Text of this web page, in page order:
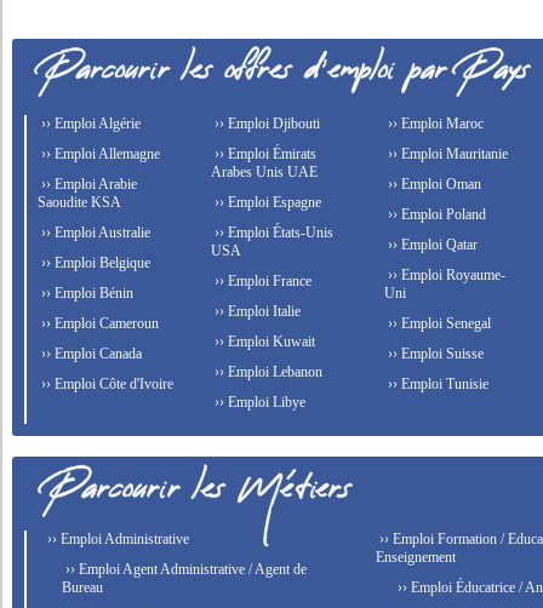
›› Emploi Algérie
›› Emploi Allemagne
›› Emploi Arabie
Saoudite KSA
›› Emploi Australie
›› Emploi Belgique
›› Emploi Bénin
›› Emploi Cameroun
›› Emploi Canada
›› Emploi Côte d'Ivoire
›› Emploi Djibouti
›› Emploi Émirats
Arabes Unis UAE
›› Emploi Espagne
›› Emploi États-Unis
USA
›› Emploi France
›› Emploi Italie
›› Emploi Kuwait
›› Emploi Lebanon
›› Emploi Libye
›› Emploi Maroc
›› Emploi Mauritanie
›› Emploi Oman
›› Emploi Poland
›› Emploi Qatar
›› Emploi Royaume-
Uni
›› Emploi Senegal
›› Emploi Suisse
›› Emploi Tunisie
›› Emploi Administrative
›› Emploi Agent Administrative / Agent de
Bureau
›› Emploi Formation /
Enseignement
›› Emploi Éducatrice /